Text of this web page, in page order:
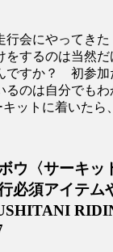
行会にやってき
をするのは当然
ですか？ 初参加
るのは自分でも
トに着いたら
ウ〈サーキッ
必須アイテム